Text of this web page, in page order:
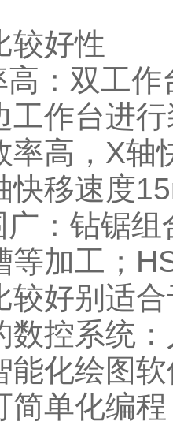
较好性
高：双工
工作台进
率高，X轴
快移速度
：钻锯
等加工；
较好别适
数控系统
能化绘图
简单化编